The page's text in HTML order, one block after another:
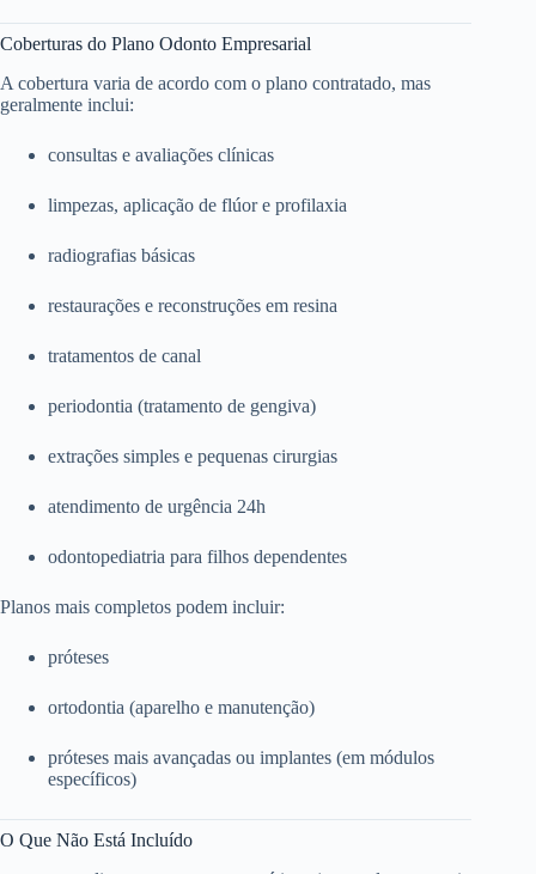
Coberturas do Plano Odonto Empresarial
A cobertura varia de acordo com o plano contratado, mas
geralmente inclui:
consultas e avaliações clínicas
limpezas, aplicação de flúor e profilaxia
radiografias básicas
restaurações e reconstruções em resina
tratamentos de canal
periodontia (tratamento de gengiva)
extrações simples e pequenas cirurgias
atendimento de urgência 24h
odontopediatria para filhos dependentes
Planos mais completos podem incluir:
próteses
ortodontia (aparelho e manutenção)
próteses mais avançadas ou implantes (em módulos
específicos)
O Que Não Está Incluído